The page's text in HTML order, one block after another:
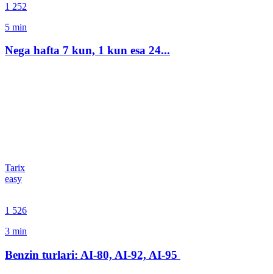
1 252
5 min
Nega hafta 7 kun, 1 kun esa 24...
Tarix
easy
1 526
3 min
Benzin turlari: AI-80, AI-92, AI-95